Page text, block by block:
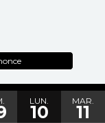
LUN.
10
MAR.
11